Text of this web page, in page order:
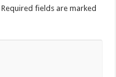
Required fields are marked